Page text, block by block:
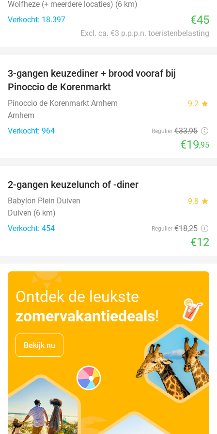
Wolfheze (+ meerdere locaties) (6 km)
Verkocht: 18.397
€45
Excl. ca. €3 p.p.p.n. toeristenbelasting
3-gangen keuzediner + brood vooraf bij
Pinoccio de Korenmarkt
Pinoccio de Korenmarkt Arnhem 9.2 star
Arnhem
Verkocht: 964
Regulier €33,95
€19,95
2-gangen keuzelunch of -diner
Babylon Plein Duiven 9.8 star
Duiven (6 km)
Verkocht: 454
Regulier €18,25
€12
Ontdek de leukste
zomervakantiedeals!
Bekijk nu